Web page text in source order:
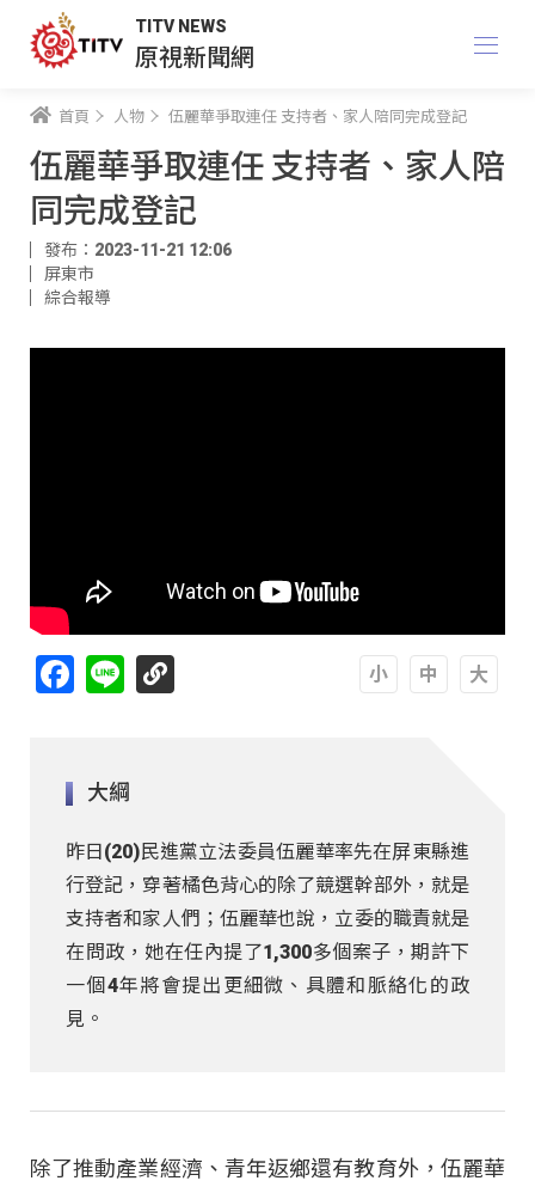
TITV NEWS
原視新聞網
首頁 人物 伍麗華爭取連任 支持者、家人陪同完成登記
伍麗華爭取連任 支持者、家人陪
同完成登記
發布：2023-11-21 12:06
屏東市
綜合報導
Facebook
Line
大綱
昨日(20)民進黨立法委員伍麗華率先在屏東縣進
行登記，穿著橘色背心的除了競選幹部外，就是
支持者和家人們；伍麗華也說，立委的職責就是
在問政，她在任內提了1,300多個案子，期許下
一個4年將會提出更細微、具體和脈絡化的政
見。
除了推動產業經濟、青年返鄉還有教育外，伍麗華